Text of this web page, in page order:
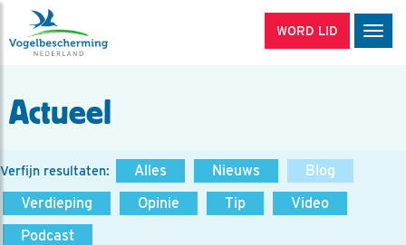
WORD LID
Actueel
Verfijn resultaten: Alles Nieuws
Blog
Verdieping
Opinie Tip
Video
Podcast